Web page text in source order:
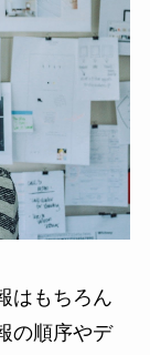
はもちろん
の順序やデ